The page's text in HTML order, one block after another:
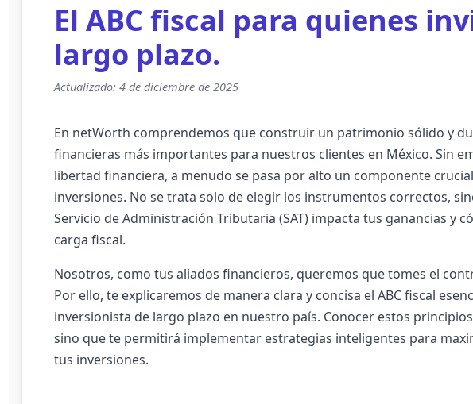
El ABC fiscal para quienes
largo plazo.
Actualizado: 4 de diciembre de 2025
En netWorth comprendemos que construir un patrimonio sólido y
financieras más importantes para nuestros clientes en México. Sin
libertad financiera, a menudo se pasa por alto un componente
inversiones. No se trata solo de elegir los instrumentos correctos,
Servicio de Administración Tributaria (SAT) impacta tus ganancias y
carga fiscal.
Nosotros, como tus aliados financieros, queremos que tomes el
Por ello, te explicaremos de manera clara y concisa el ABC fiscal
inversionista de largo plazo en nuestro país. Conocer estos
sino que te permitirá implementar estrategias inteligentes para
tus inversiones.